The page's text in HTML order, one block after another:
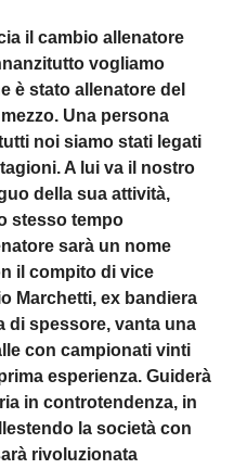
il cambio allenatore
vogliamo
è stato allenatore del
Una persona
noi siamo stati legati
A lui va il nostro
della sua attività,
stesso tempo
sarà un nome
il compito di vice
Marchetti, ex bandiera
di spessore, vanta una
con campionati vinti
esperienza. Guiderà
in controtendenza, in
la società con
rivoluzionata